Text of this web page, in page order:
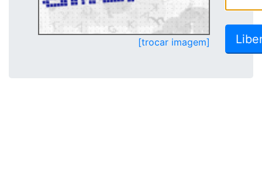
[trocar imagem]